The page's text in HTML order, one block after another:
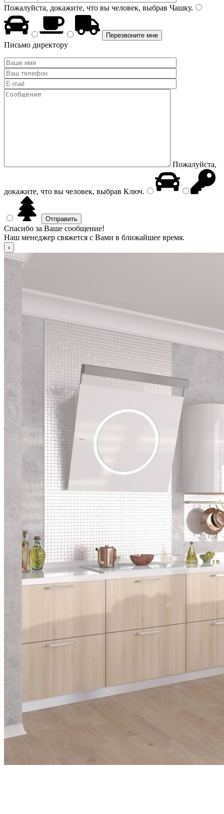
Пожалуйста, докажите, что вы человек, выбрав Чашку.
Письмо директору
Пожалуйста,
докажите, что вы человек, выбрав Ключ.
Спасибо за Ваше сообщение!
Наш менеджер свяжется с Вами в ближайшее время.